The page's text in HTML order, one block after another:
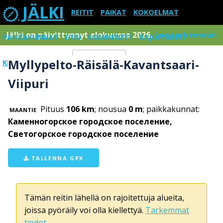
JÄLKI REITIT PAIKAT KOKOELMAT
PAIKKAKUNNAT ETSI KOMMENTIT RAJOITUKSET
KIRJAUDU SISÄÄN Menu
Jälki on päivittynnyt elokuussa 2026.Lue tarkemmin
Myllypelto-Räisälä-Kavantsaari-
Viipuri
MAANTIE Pituus 106 km; nousua 0 m; paikkakunnat:
Каменногорское городское поселение,
Светогорское городское поселение
TALLENNA GPX
Tämän reitin lähellä on rajoitettuja alueita,
joissa pyöräily voi olla kiellettyä. Tarkemmat